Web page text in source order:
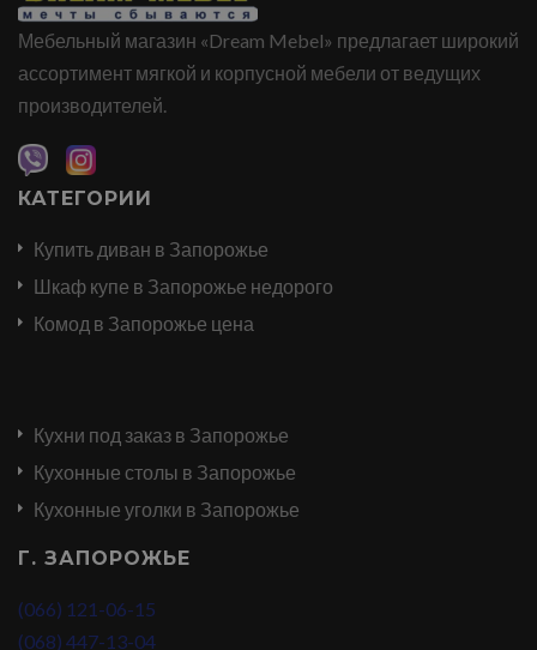
Мебельный магазин «Dream Mebel» предлагает широкий
ассортимент мягкой и корпусной мебели от ведущих
производителей.
КАТЕГОРИИ
Купить диван в Запорожье
Шкаф купе в Запорожье недорого
Комод в Запорожье цена
Кухни под заказ в Запорожье
Кухонные столы в Запорожье
Кухонные уголки в Запорожье
Г. ЗАПОРОЖЬЕ
(066) 121-06-15
(068) 447-13-04